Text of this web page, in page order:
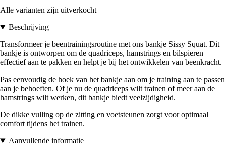
Alle varianten zijn uitverkocht
Beschrijving
Transformeer je beentrainingsroutine met ons bankje Sissy Squat. Dit
bankje is ontworpen om de quadriceps, hamstrings en bilspieren
effectief aan te pakken en helpt je bij het ontwikkelen van beenkracht.
Pas eenvoudig de hoek van het bankje aan om je training aan te passen
aan je behoeften. Of je nu de quadriceps wilt trainen of meer aan de
hamstrings wilt werken, dit bankje biedt veelzijdigheid.
De dikke vulling op de zitting en voetsteunen zorgt voor optimaal
comfort tijdens het trainen.
Aanvullende informatie